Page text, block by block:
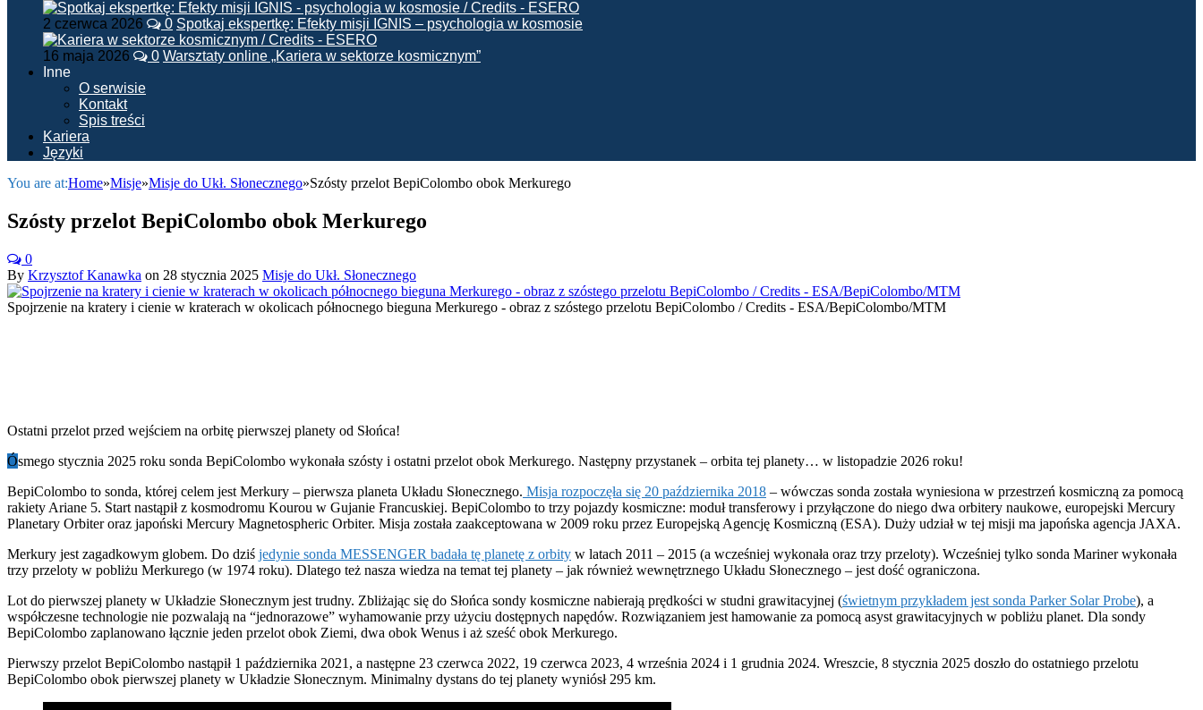
2 czerwca 2026 0 Spotkaj ekspertkę: Efekty misji IGNIS – psychologia w kosmosie
16 maja 2026 0 Warsztaty online „Kariera w sektorze kosmicznym”
Inne
O serwisie
Kontakt
Spis treści
Kariera
Języki
You are at:Home»Misje»Misje do Ukł. Słonecznego»Szósty przelot BepiColombo obok Merkurego
Szósty przelot BepiColombo obok Merkurego
0
By Krzysztof Kanawka on 28 stycznia 2025 Misje do Ukł. Słonecznego
Spojrzenie na kratery i cienie w kraterach w okolicach północnego bieguna Merkurego - obraz z szóstego przelotu BepiColombo / Credits - ESA/BepiColombo/MTM
Ostatni przelot przed wejściem na orbitę pierwszej planety od Słońca!
Ósmego stycznia 2025 roku sonda BepiColombo wykonała szósty i ostatni przelot obok Merkurego. Następny przystanek – orbita tej planety… w listopadzie 2026 roku!
BepiColombo to sonda, której celem jest Merkury – pierwsza planeta Układu Słonecznego. Misja rozpoczęła się 20 października 2018 – wówczas sonda została wyniesiona w przestrzeń kosmiczną za pomocą
rakiety Ariane 5. Start nastąpił z kosmodromu Kourou w Gujanie Francuskiej. BepiColombo to trzy pojazdy kosmiczne: moduł transferowy i przyłączone do niego dwa orbitery naukowe, europejski Mercury
Planetary Orbiter oraz japoński Mercury Magnetospheric Orbiter. Misja została zaakceptowana w 2009 roku przez Europejską Agencję Kosmiczną (ESA). Duży udział w tej misji ma japońska agencja JAXA.
Merkury jest zagadkowym globem. Do dziś jedynie sonda MESSENGER badała tę planetę z orbity w latach 2011 – 2015 (a wcześniej wykonała oraz trzy przeloty). Wcześniej tylko sonda Mariner wykonała
trzy przeloty w pobliżu Merkurego (w 1974 roku). Dlatego też nasza wiedza na temat tej planety – jak również wewnętrznego Układu Słonecznego – jest dość ograniczona.
Lot do pierwszej planety w Układzie Słonecznym jest trudny. Zbliżając się do Słońca sondy kosmiczne nabierają prędkości w studni grawitacyjnej (świetnym przykładem jest sonda Parker Solar Probe), a
współczesne technologie nie pozwalają na “jednorazowe” wyhamowanie przy użyciu dostępnych napędów. Rozwiązaniem jest hamowanie za pomocą asyst grawitacyjnych w pobliżu planet. Dla sondy
BepiColombo zaplanowano łącznie jeden przelot obok Ziemi, dwa obok Wenus i aż sześć obok Merkurego.
Pierwszy przelot BepiColombo nastąpił 1 października 2021, a następne 23 czerwca 2022, 19 czerwca 2023, 4 września 2024 i 1 grudnia 2024. Wreszcie, 8 stycznia 2025 doszło do ostatniego przelotu
BepiColombo obok pierwszej planety w Układzie Słonecznym. Minimalny dystans do tej planety wyniósł 295 km.